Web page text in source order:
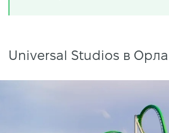
Universal Studios в